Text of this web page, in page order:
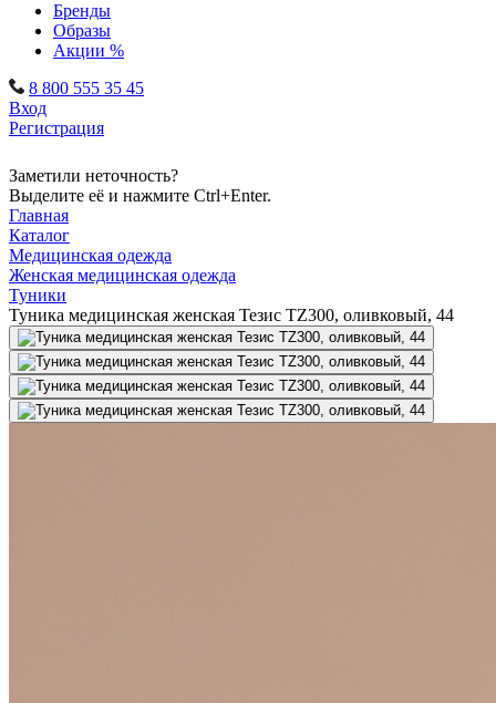
Бренды
Образы
Акции %
8 800 555 35 45
Вход
Регистрация
Заметили неточность?
Выделите её и нажмите Ctrl+Enter.
Главная
Каталог
Медицинская одежда
Женская медицинская одежда
Туники
Туника медицинская женская Тезис TZ300, оливковый, 44